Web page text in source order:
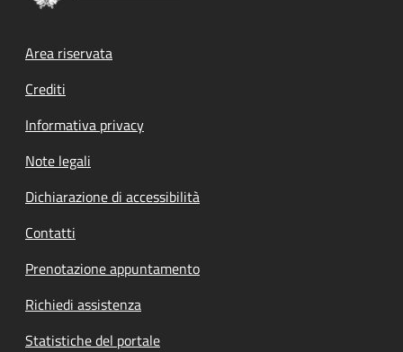
Footer menu
Area riservata
Crediti
Informativa privacy
Note legali
Dichiarazione di accessibilità
Contatti
Prenotazione appuntamento
Richiedi assistenza
Statistiche del portale